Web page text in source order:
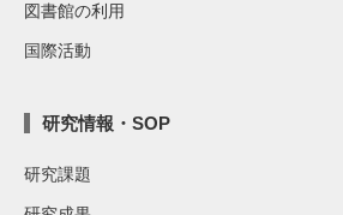
図書館の利用
国際活動
研究情報・SOP
研究課題